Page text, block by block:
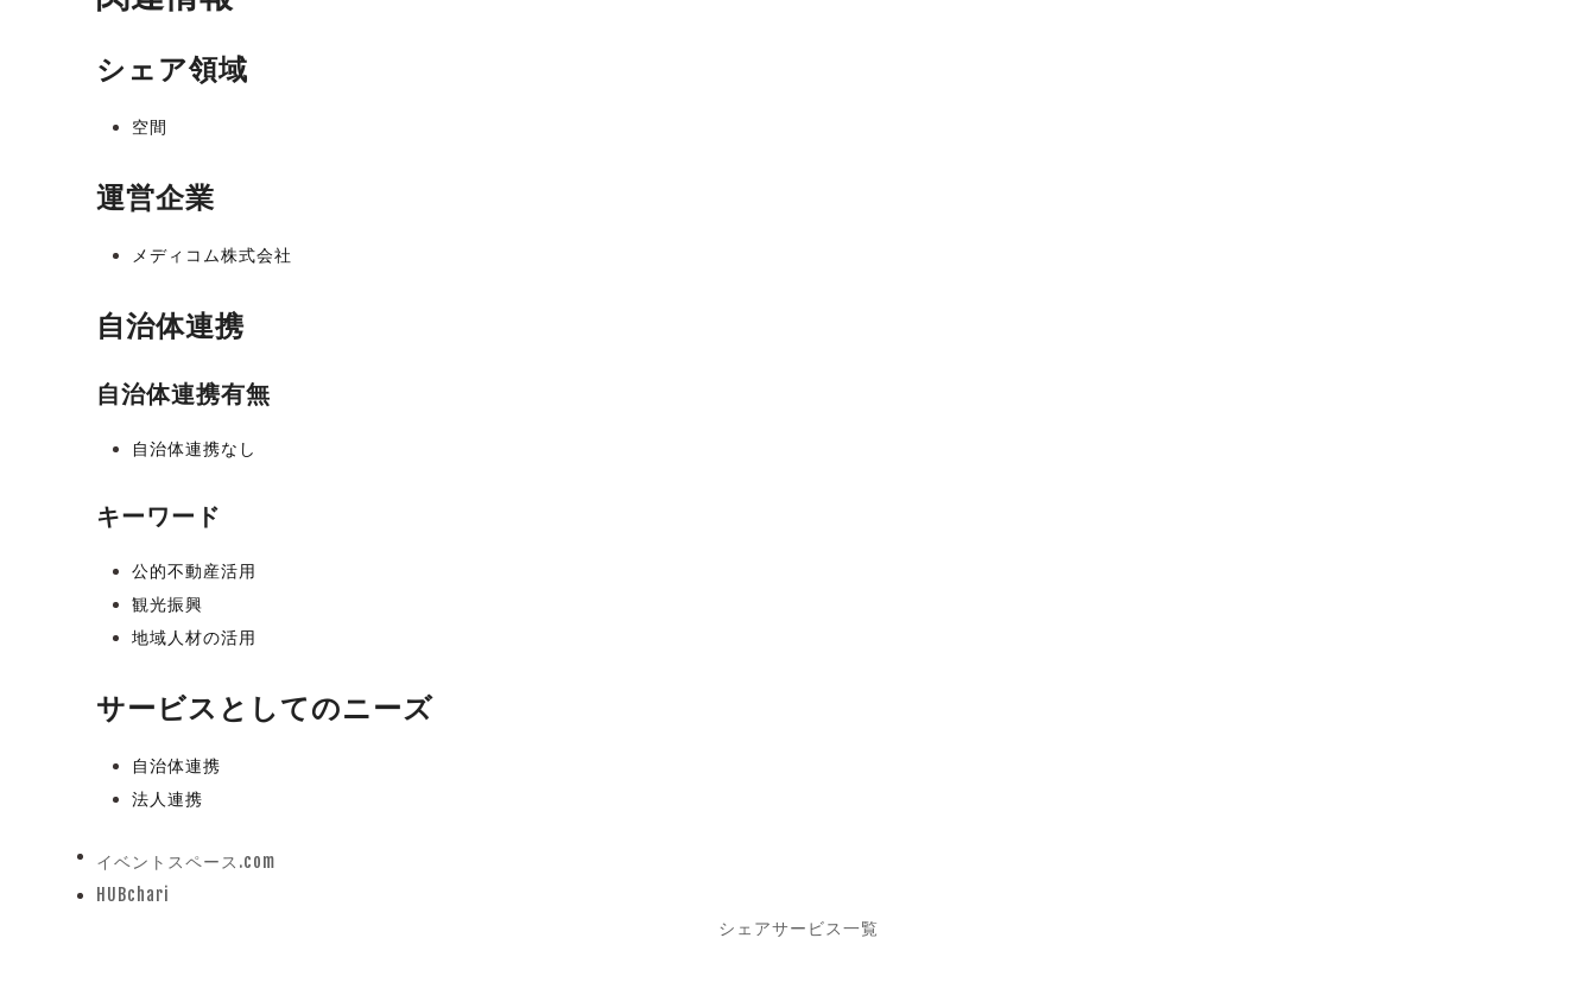
シェア領域
空間
運営企業
メディコム株式会社
自治体連携
自治体連携有無
自治体連携なし
キーワード
公的不動産活用
観光振興
地域人材の活用
サービスとしてのニーズ
自治体連携
法人連携
previous
イベントスペース.com
HUBchari
シェアサービス一覧